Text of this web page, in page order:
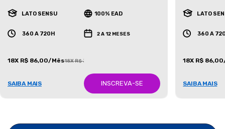
LATO SENSU 100% EAD
360 A 720H 2 A 12 MESES
18X R$ 86,00/Mês18X R$ 387,00/Mês
SAIBA MAIS INSCREVA-SE
LATO
360 A
18X R$
SAIBA MAIS